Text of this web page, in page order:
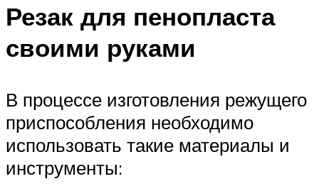
Резак для пенопласта
своими руками
В процессе изготовления режущего
приспособления необходимо
использовать такие материалы и
инструменты: